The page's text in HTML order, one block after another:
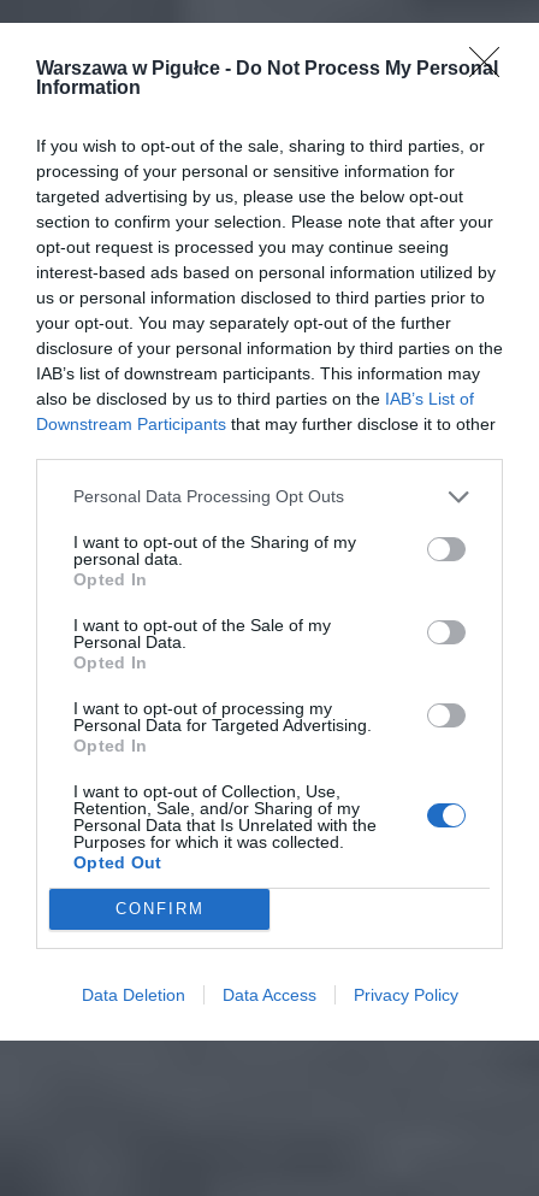
Warszawa w Pigułce - Do Not Process My Personal
Information
If you wish to opt-out of the sale, sharing to third parties, or
processing of your personal or sensitive information for
targeted advertising by us, please use the below opt-out
section to confirm your selection. Please note that after your
opt-out request is processed you may continue seeing
interest-based ads based on personal information utilized by
us or personal information disclosed to third parties prior to
your opt-out. You may separately opt-out of the further
disclosure of your personal information by third parties on the
IAB’s list of downstream participants. This information may
also be disclosed by us to third parties on the IAB’s List of
Downstream Participants that may further disclose it to other
Personal Data Processing Opt Outs
I want to opt-out of the Sharing of my
personal data.
Opted In
I want to opt-out of the Sale of my
Personal Data.
Opted In
I want to opt-out of processing my
Personal Data for Targeted Advertising.
Opted In
I want to opt-out of Collection, Use,
Retention, Sale, and/or Sharing of my
Personal Data that Is Unrelated with the
Purposes for which it was collected.
Opted Out
CONFIRM
Data Deletion Data Access Privacy Policy